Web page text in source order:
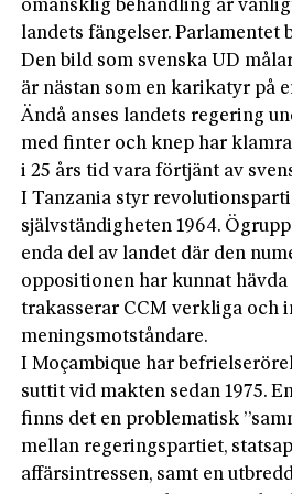
omänsklig behandling är
landets fängelser. Parlamentet
Den bild som svenska UD
är nästan som en karikatyr på
Ändå anses landets regering
med finter och knep har
i 25 års tid vara förtjänt av
I Tanzania styr
självständigheten 1964.
enda del av landet där den
oppositionen har kunnat
trakasserar CCM verkliga och
meningsmotståndare.
I Moçambique har
suttit vid makten sedan 1975.
finns det en problematisk
mellan regeringspartiet,
affärsintressen, samt en